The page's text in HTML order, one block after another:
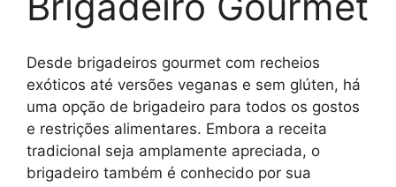
Desde brigadeiros gourmet com recheios
exóticos até versões veganas e sem glúten, há
uma opção de brigadeiro para todos os gostos
e restrições alimentares. Embora a receita
tradicional seja amplamente apreciada, o
brigadeiro também é conhecido por sua